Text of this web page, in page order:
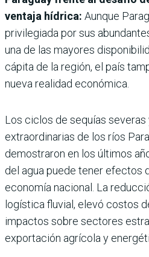
ventaja hídrica: Aunque
privilegiada por sus
una de las mayores
cápita de la región, el país
nueva realidad económica.
Los ciclos de sequías severas
extraordinarias de los ríos
demostraron en los últimos
del agua puede tener efectos
economía nacional. La
logística fluvial, elevó costos
impactos sobre sectores
exportación agrícola y